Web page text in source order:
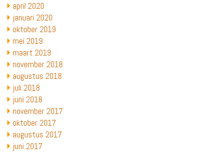
april 2020
januari 2020
oktober 2019
mei 2019
maart 2019
november 2018
augustus 2018
juli 2018
juni 2018
november 2017
oktober 2017
augustus 2017
juni 2017